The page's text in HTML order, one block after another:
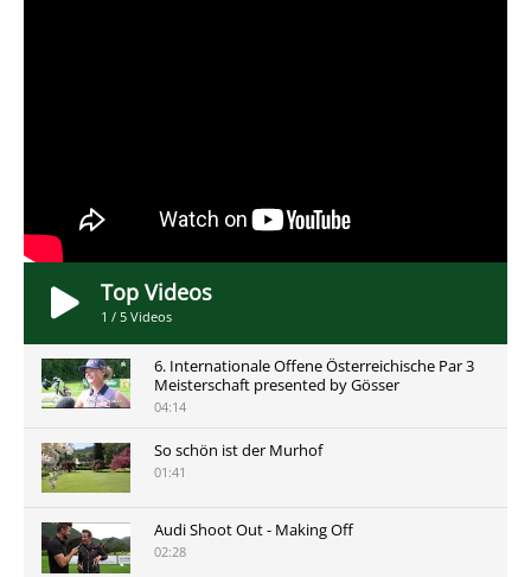
Top Videos
1 / 5 Videos
6. Internationale Offene Österreichische Par 3
Meisterschaft presented by Gösser
04:14
So schön ist der Murhof
01:41
Audi Shoot Out - Making Off
02:28